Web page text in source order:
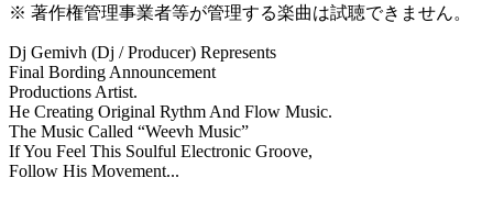
※ 著作権管理事業者等が管理する楽曲は試聴できません。
Dj Gemivh (Dj / Producer) Represents
Final Bording Announcement
Productions Artist.
He Creating Original Rythm And Flow Music.
The Music Called “Weevh Music”
If You Feel This Soulful Electronic Groove,
Follow His Movement...